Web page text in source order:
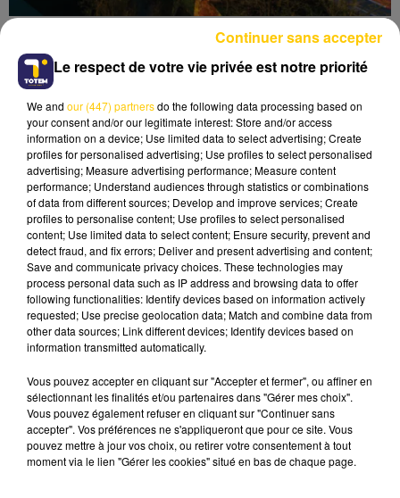
Lecture (6 min 9 sec)
4 juillet 2026 - 6 min 9 sec
L'INFO DU TARN DU 04/07/26 À 12H29
L'info du Tarn
AVEYRON NORD
Le respect de votre vie privée est notre priorité
We and our (447) partnersdo the following data processing based on
your consent and/or our legitimate interest: Store and/or access
information on a device; Use limited data to select advertising; Create
profiles for personalised advertising; Use profiles to select personalised
advertising; Measure advertising performance; Measure content
performance; Understand audiences through statistics or combinations
of data from different sources; Develop and improve services; Create
profiles to personalise content; Use profiles to select personalised
content; Use limited data to select content; Ensure security, prevent and
detect fraud, and fix errors; Deliver and present advertising and content;
Save and communicate privacy choices. These technologies may
process personal data such as IP address and browsing data to offer
following functionalities: Identify devices based on information actively
requested; Use precise geolocation data; Match and combine data from
other data sources; Link different devices; Identify devices based on
information transmitted automatically.
Vous pouvez accepter en cliquant sur "Accepter et fermer", ou affiner en
sélectionnant les finalités et/ou partenaires dans "Gérer mes choix".
Vous pouvez également refuser en cliquant sur "Continuer sans
accepter". Vos préférences ne s'appliqueront que pour ce site. Vous
pouvez mettre à jour vos choix, ou retirer votre consentement à tout
moment via le lien "Gérer les cookies" situé en bas de chaque page.
Continuer sans accepter